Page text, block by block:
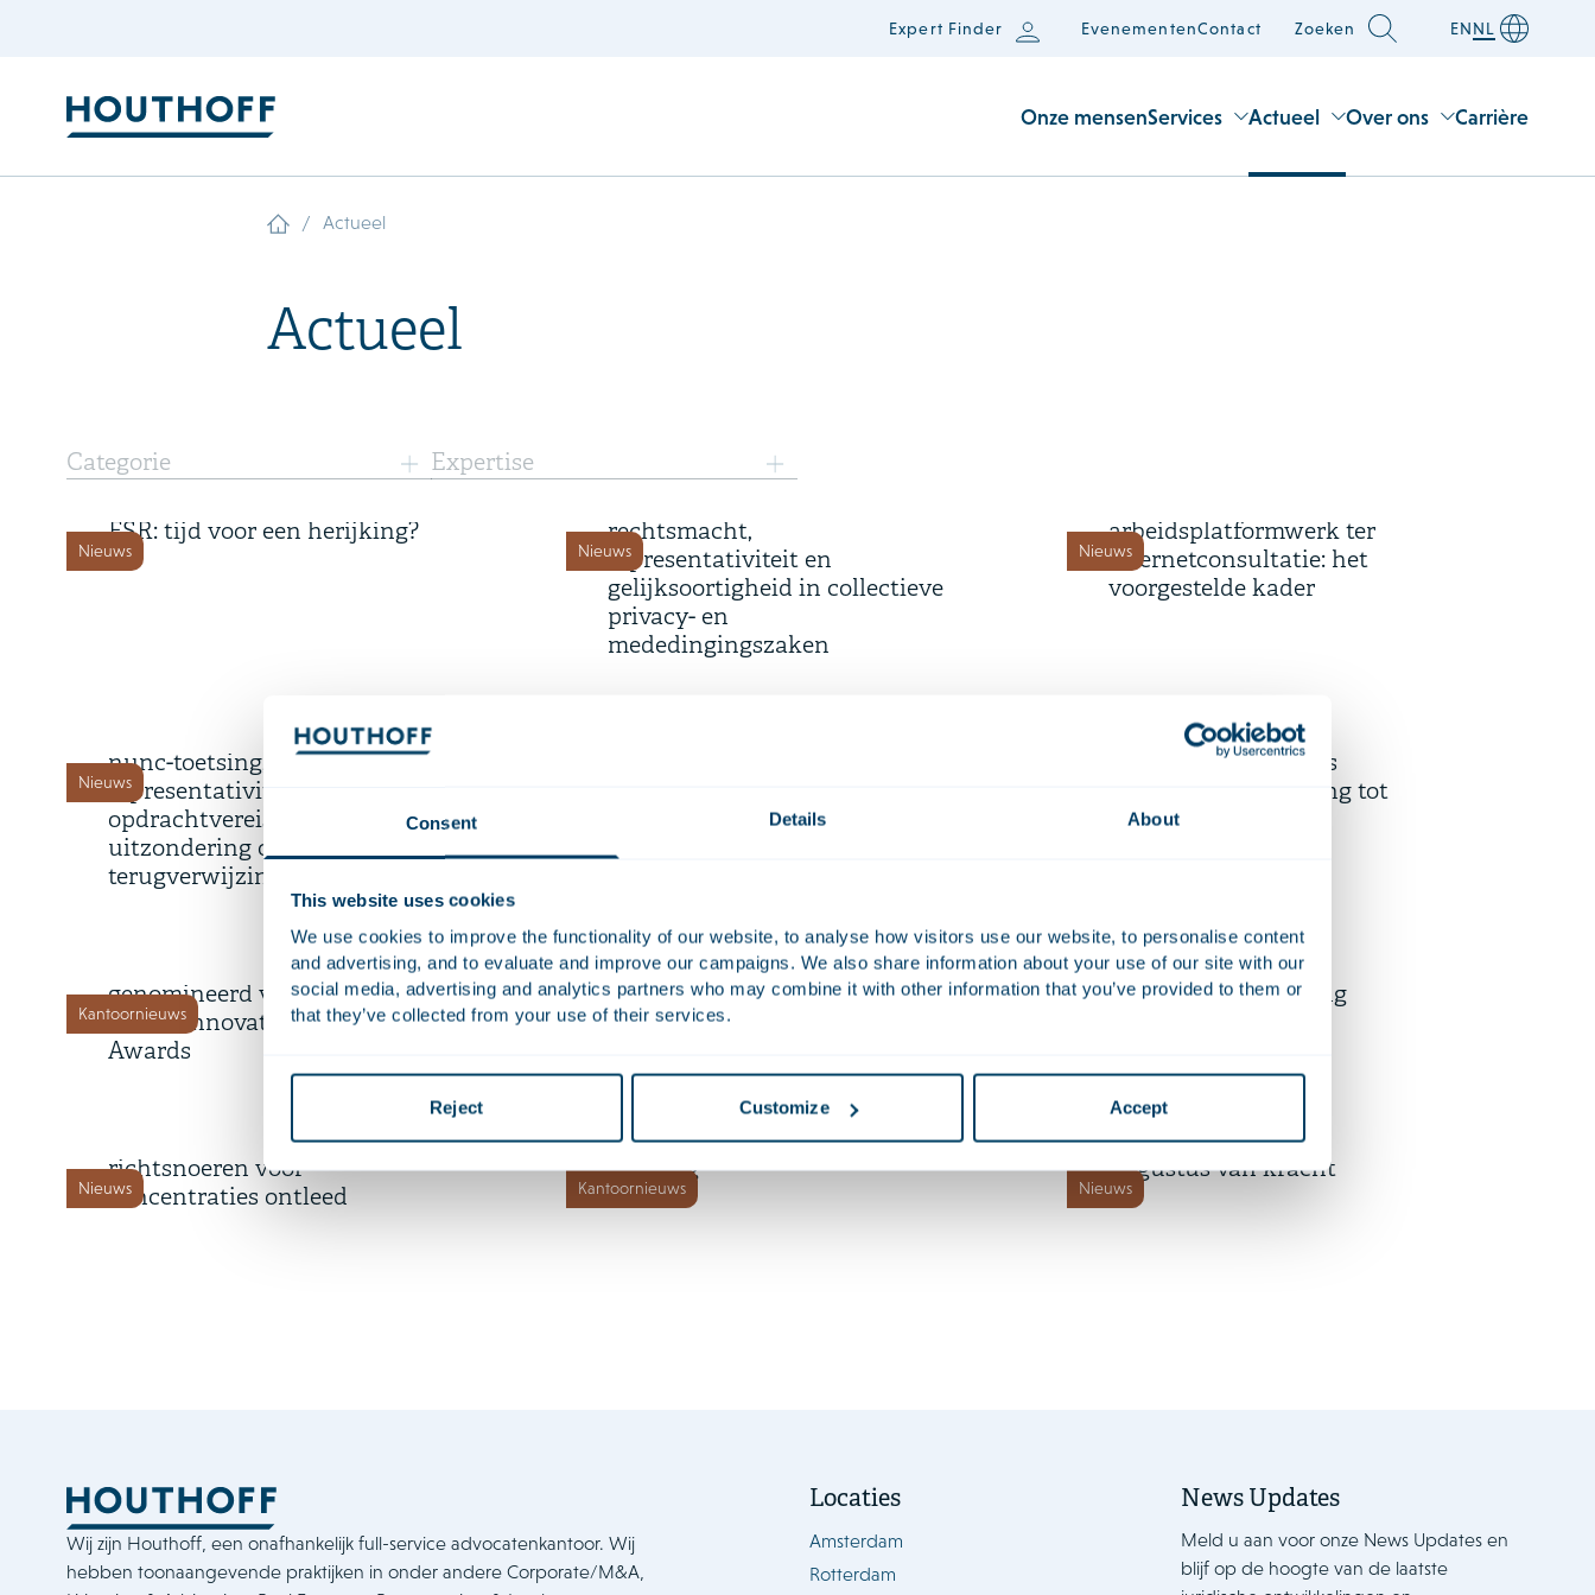
Consent Details About
This website uses cookies
We use cookies to improve the functionality of our website, to analyse how visitors use our website, to personalise content
and advertising, and to evaluate and improve our campaigns. We also share information about your use of our site with our
social media, advertising and analytics partners who may combine it with other information that you’ve provided to them or
that they’ve collected from your use of their services.
Reject Customize Accept
Expert Finder EvenementenContact Zoeken ENNL
Onze mensenServices Actueel Over ons Carrière
/ Actueel
Actueel
Categorie Expertise
Nieuws
6 augustus 2026
FSR: tijd voor een herijking?
Nieuws
rechtsmacht,
representativiteit en
gelijksoortigheid in collectieve
privacy- en
mededingingszaken
Nieuws
arbeidsplatformwerk ter
internetconsultatie: het
voorgestelde kader
Nieuws
Hoge Raad over WAMCA: ex
nunc-toetsing,
representativiteit,
opdrachtvereiste en
uitzondering op
terugverwijzingsverbod
kantoorportfolio
Hoge Raad: Ontruiming in
kort geding ondanks
aanhangige vordering tot
huurvoortzetting
Kantoornieuws
AI-gedreven Diligence Desk
genomineerd voor Financial
Times Innovative Lawyers
Awards
Nieuws
Deadline overgangsperiode
bijkantoorregime niet-EU
banken onder CRD 6 nadert
Telemarketing voortaan alleen
nog met toestemming
Nieuws
De concept herziene EU-
richtsnoeren voor
concentraties ontleed
Kantoornieuws
AI Survey 2.0: deel jouw
ervaring
Nieuws
Cyberbeveiligingswet vanaf 15
augustus van kracht
Wij zijn Houthoff, een onafhankelijk full-service advocatenkantoor. Wij
hebben toonaangevende praktijken in onder andere Corporate/M&A,
Locaties
Amsterdam
Rotterdam
News Updates
Meld u aan voor onze News Updates en
blijf op de hoogte van de laatste